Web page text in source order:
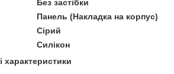
Без застібки
Панель (Накладка на корпус)
Сірий
Силікон
характеристики